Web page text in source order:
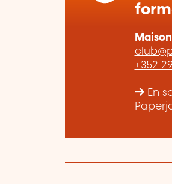
+352
En